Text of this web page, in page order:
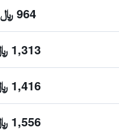
964 ﷼
1,313 ﷼
1,416 ﷼
1,556 ﷼